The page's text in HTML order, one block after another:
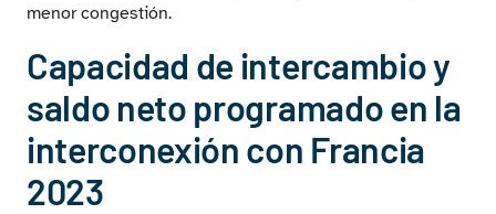
menor congestión.
Capacidad de intercambio y
saldo neto programado en la
interconexión con Francia
2023